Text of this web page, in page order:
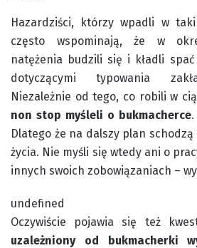
Hazardziści, którzy wpadli w
często wspominają, że w
natężenia budzili się i kładli
dotyczącymi typowania
Niezależnie od tego, co robili w
non stop myśleli o bukmacherce.
Dlatego że na dalszy plan
życia. Nie myśli się wtedy ani o
innych swoich zobowiązaniach –
undefined
Oczywiście pojawia się też
uzależniony od bukmacherki